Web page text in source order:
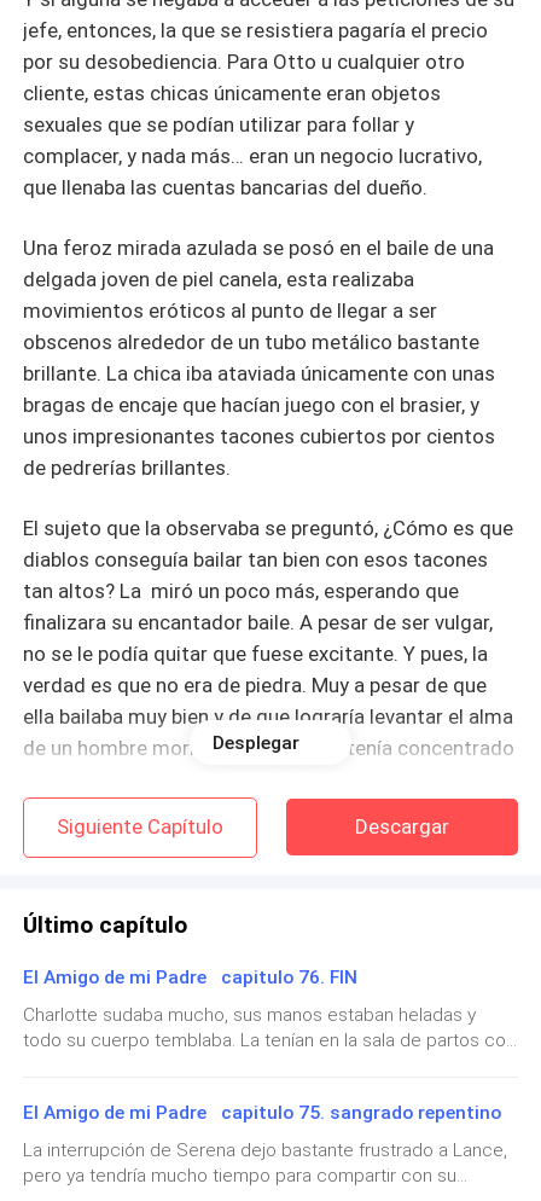
jefe, entonces, la que se resistiera pagaría el precio
por su desobediencia. Para Otto u cualquier otro
cliente, estas chicas únicamente eran objetos
sexuales que se podían utilizar para follar y
complacer, y nada más… eran un negocio lucrativo,
que llenaba las cuentas bancarias del dueño.
Una feroz mirada azulada se posó en el baile de una
delgada joven de piel canela, esta realizaba
movimientos eróticos al punto de llegar a ser
obscenos alrededor de un tubo metálico bastante
brillante. La chica iba ataviada únicamente con unas
bragas de encaje que hacían juego con el brasier, y
unos impresionantes tacones cubiertos por cientos
de pedrerías brillantes.
El sujeto que la observaba se preguntó, ¿Cómo es que
diablos conseguía bailar tan bien con esos tacones
tan altos? La miró un poco más, esperando que
finalizara su encantador baile. A pesar de ser vulgar,
no se le podía quitar que fuese excitante. Y pues, la
verdad es que no era de piedra. Muy a pesar de que
ella bailaba muy bien y de que lograría levantar el alma
de un hombre moribundo, él se mantenía concentrado
—Pareces bastante interesado en esa chica, L.C .
que lo lleva apretar la mandíbula con fuerza. Eso sí
que lo enojaba —. Vamos hombre, no seas tímido. Si la
De pronto una nueve milímetros fue presionada
el sonido del seguro del arma sonó, provocando que
los guardaespaldas de Otto se pusieran en alerta.
Desplegar
Siguiente Capítulo Descargar
Último capítulo
El Amigo de mi Padre capitulo 76. FIN
Charlotte sudaba mucho, sus manos estaban heladas y
todo su cuerpo temblaba. La tenían en la sala de partos con
apoyarla era la rubia del servicio. La morena pidió que ella
entrara y la acompañara mientras daba a luz, era obvio que
hiciera lo que hiciera Lance no iba a llegar a tiempo para el
nacimiento del bebé. —Vamos mi señora, debe pujar más
El Amigo de mi Padre capitulo 75. sangrado repentino
La interrupción de Serena dejo bastante frustrado a Lance,
pero ya tendría mucho tiempo para compartir con su